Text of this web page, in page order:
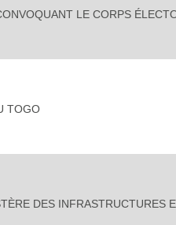
LE CORPS
TOGO
DES INFRASTRUCTURES